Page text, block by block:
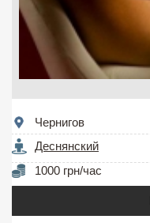
Чернигов
Деснянский
1000 грн/час